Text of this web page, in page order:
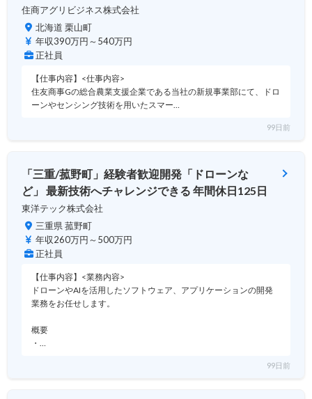
住商アグリビジネス株式会社
北海道 栗山町
年収390万円～540万円
正社員
【仕事内容】<仕事内容>
住友商事Gの総合農業支援企業である当社の新規事業部にて、ドロ
ーンやセンシング技術を用いたスマー…
99日前
「三重/菰野町」経験者歓迎開発「ドローンな
ど」 最新技術へチャレンジできる 年間休日125日
東洋テック株式会社
三重県 菰野町
年収260万円～500万円
正社員
【仕事内容】<業務内容>
ドローンやAIを活用したソフトウェア、アプリケーションの開発
業務をお任せします。
概要
・…
99日前